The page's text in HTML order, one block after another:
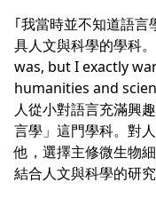
｢我當時並不知道語
具人文與科學的學科
was, but I exactly
humanities and
人從小對語言充滿興
言學」這門學科。對
他，選擇主修微生物
結合人文與科學的研究